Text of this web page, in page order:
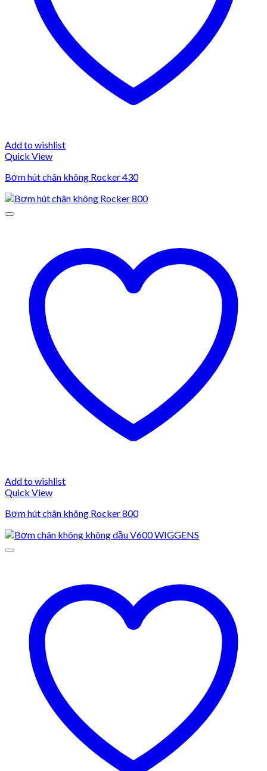
Add to wishlist
Quick View
Bơm hút chân không Rocker 430
Add to wishlist
Quick View
Bơm hút chân không Rocker 800